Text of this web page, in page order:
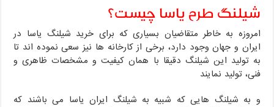
شیلنگ طرح یاسا چیست؟
امروزه به خاطر متقاضیان بسیاری که برای خرید شیلنگ یاسا در
ایران و جهان وجود دارد، برخی از کارخانه ها نیز سعی نموده اند تا
به تولید این شیلنگ دقیقا با همان کیفیت و مشخصات ظاهری و
فنی، تولید نمایند
و به شیلنگ هایی که شبیه به شیلنگ ایران یاسا می باشند که